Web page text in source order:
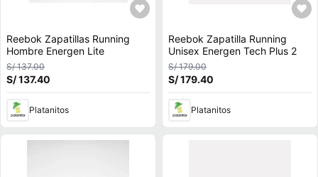
Reebok Zapatillas Running
Hombre Energen Lite
S/ 137.00
S/ 137.40
Platanitos
Reebok Zapatilla Running
Unisex Energen Tech Plus 2
S/ 179.00
S/ 179.40
Platanitos